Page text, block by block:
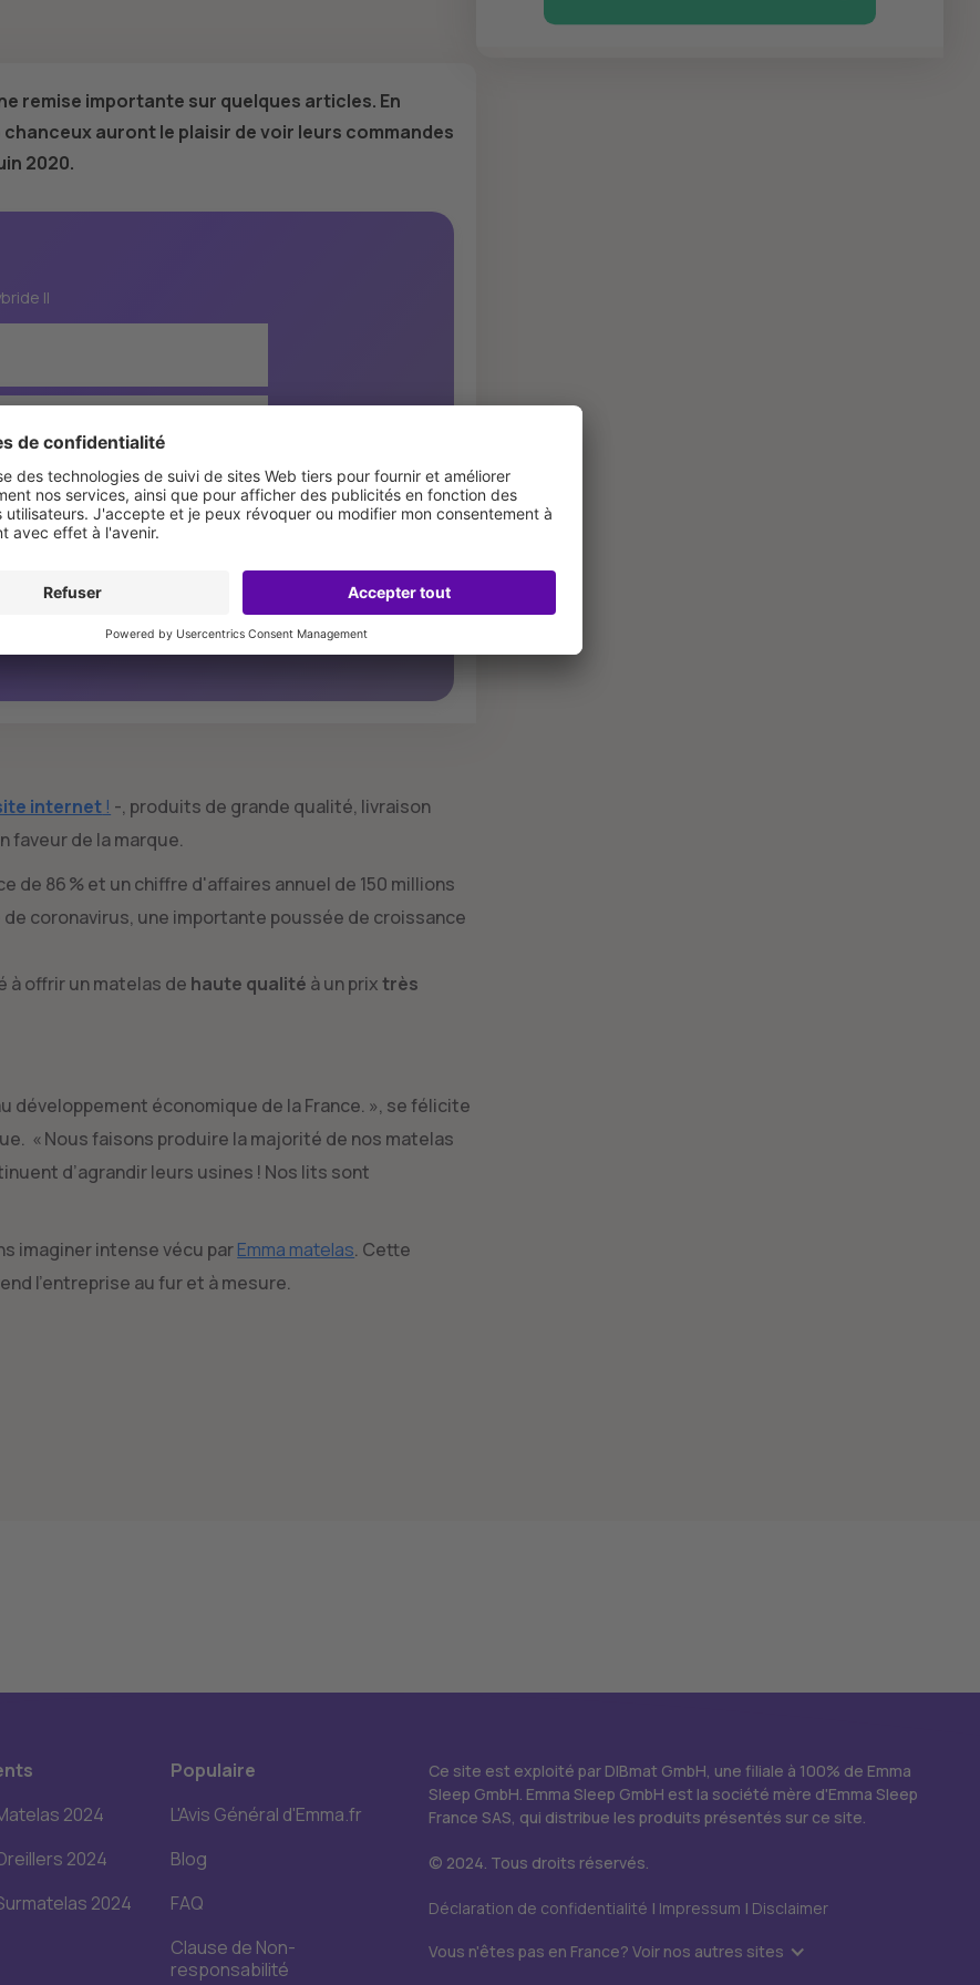
remise importante sur quelques articles. En
auront le plaisir de voir leurs commandes
2020.
II
7 zones de confort qui
10 ans de garantie, livraison
Découvrez Emma Hybride II
internet ! -, produits de grande qualité, livraison
faveur de la marque.
de 86 % et un chiffre d'affaires annuel de 150 millions
coronavirus, une importante poussée de croissance
à offrir un matelas de haute qualité à un prixtrès
développement économique de la France. », se félicite
« Nous faisons produire la majorité de nos matelas
d’agrandir leurs usines ! Nos lits sont
imaginer intense vécu parEmma matelas. Cette
l’entreprise au fur et à mesure.
2024
2024
2024
Populaire
L'Avis Général d'Emma.fr
Blog
FAQ
Clause de Non-
responsabilité
Ce site est exploité par DIBmat GmbH, une filiale à 100% de Emma
Sleep GmbH. Emma Sleep GmbH est la société mère d'Emma Sleep
France SAS, qui distribue les produits présentés sur ce site.
© 2024. Tous droits réservés.
Déclaration de confidentialité | Impressum | Disclaimer
Vous n'êtes pas en France? Voir nos autres sites